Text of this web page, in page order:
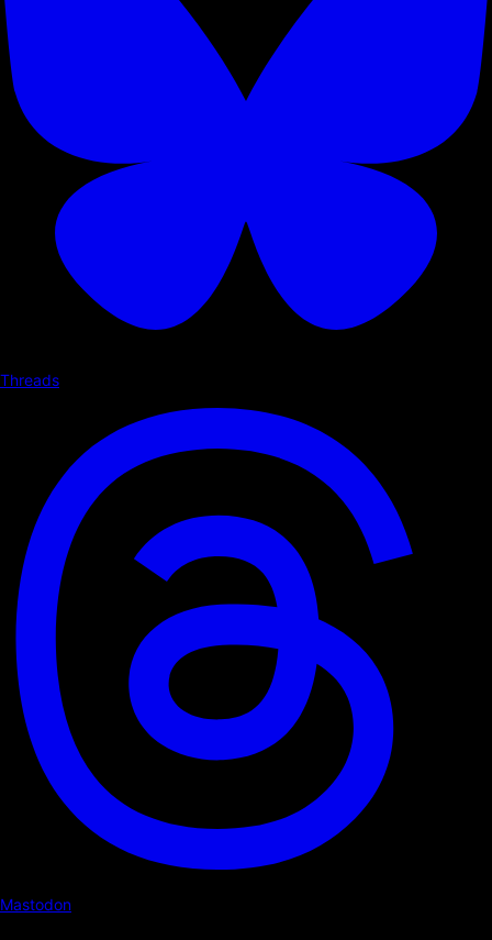
Threads
Mastodon